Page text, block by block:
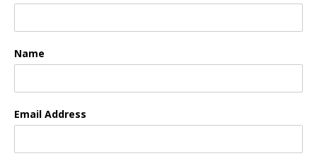
Name
Email Address